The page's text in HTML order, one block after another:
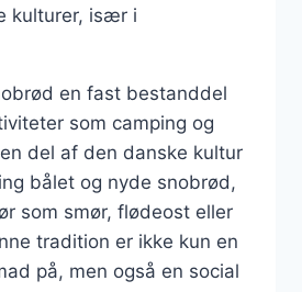
kulturer, især i
en fast bestanddel
som camping og
del af den danske kultur
bålet og nyde snobrød,
som smør, flødeost eller
tradition er ikke kun en
på, men også en social